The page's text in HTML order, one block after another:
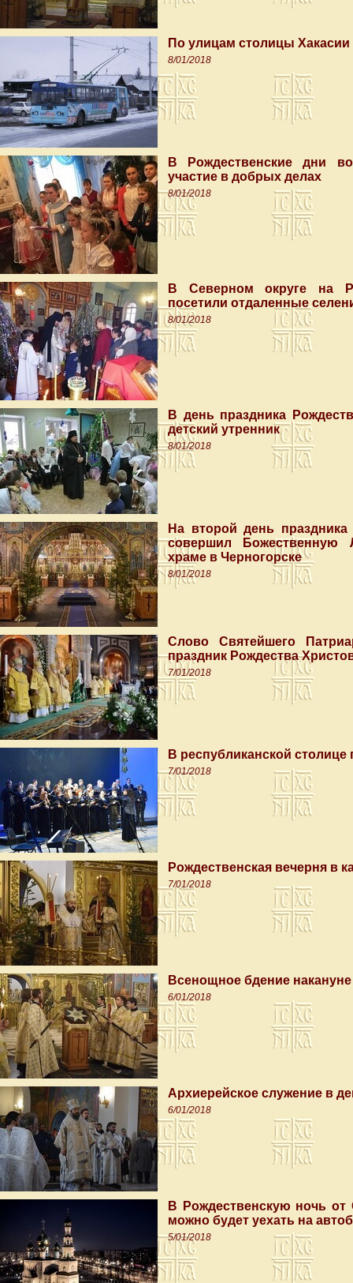
По улицам столицы
8/01/2018
В Рождественские дни
участие в добрых делах
8/01/2018
В Северном округе на
посетили отдаленные
8/01/2018
В день праздника
детский утренник
8/01/2018
На второй день
совершил Божественную
храме в Черногорске
8/01/2018
Слово Святейшего
праздник Рождества
7/01/2018
В республиканской
7/01/2018
Рождественская вечерня в
7/01/2018
Всенощное бдение
6/01/2018
Архиерейское служение в
6/01/2018
В Рождественскую ночь от
можно будет уехать на
5/01/2018